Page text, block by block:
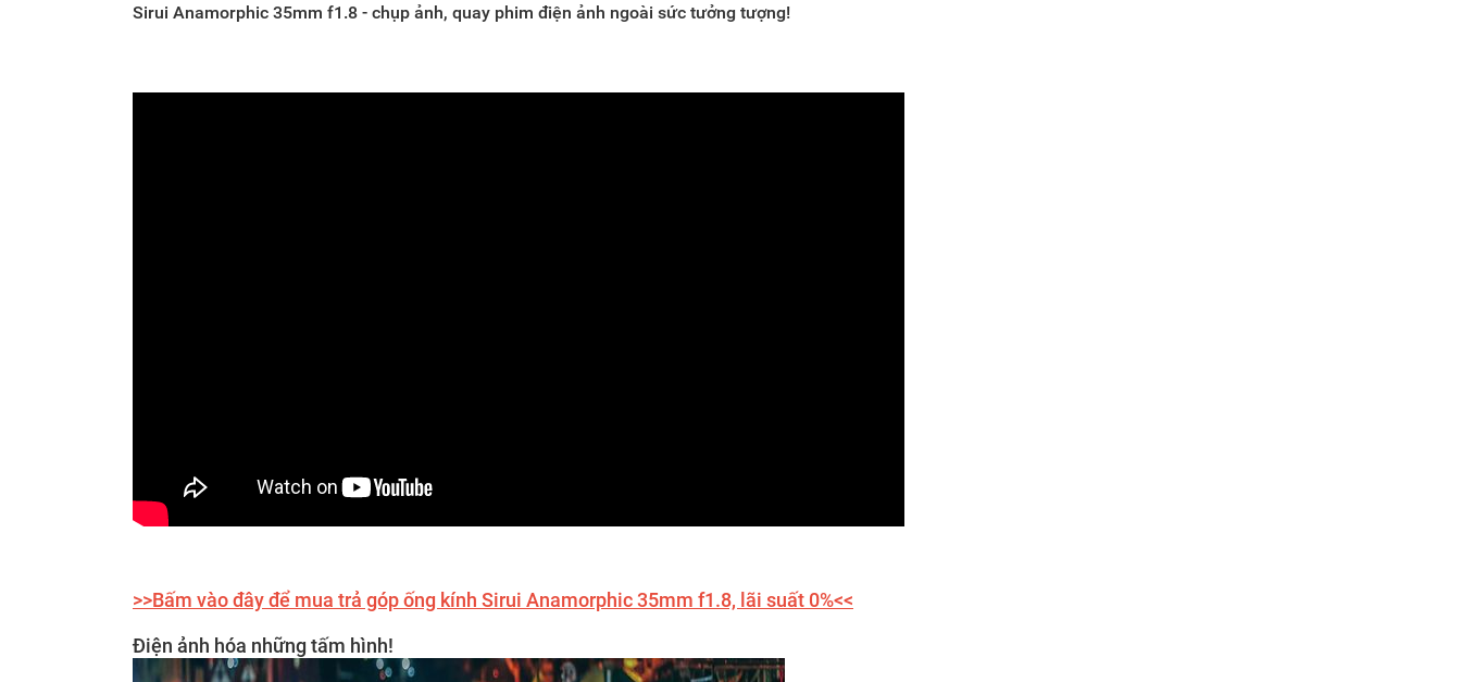
Sirui Anamorphic 35mm f1.8 - chụp ảnh, quay phim điện ảnh ngoài sức tưởng tượng!
>>Bấm vào đây để mua trả góp ống kính Sirui Anamorphic 35mm f1.8, lãi suất 0%<<
Điện ảnh hóa những tấm hình!